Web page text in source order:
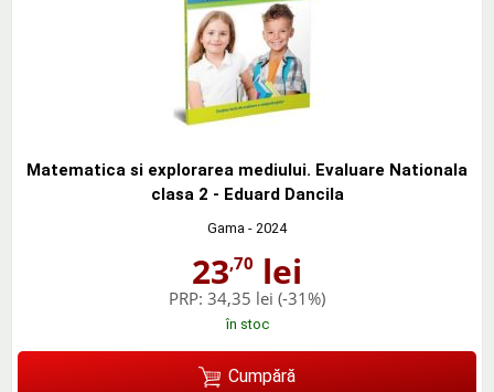
Matematica si explorarea mediului. Evaluare Nationala
clasa 2 - Eduard Dancila
Gama - 2024
23,70 lei
PRP: 34,35 lei (-31%)
în stoc
Cumpără